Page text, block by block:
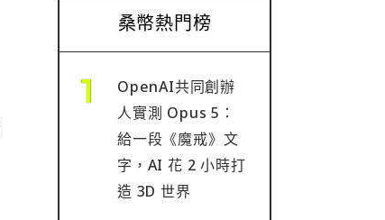
桑幣熱門榜
OpenAI共同創辦
人實測 Opus 5：
給一段《魔戒》文
字，AI 花 2 小時打
造 3D 世界